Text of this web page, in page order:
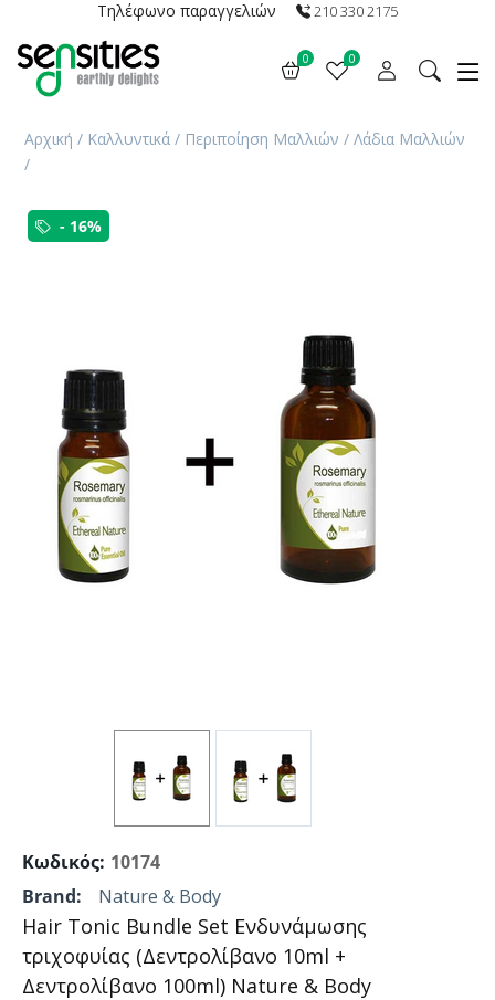
Τηλέφωνο παραγγελιών 210 330 2175
0 0
Αρχική / Καλλυντικά / Περιποίηση Μαλλιών / Λάδια Μαλλιών
/
- 16%
Hair Tonic Bundle Set Ενδυνάμωσης
τριχοφυίας (Δεντρολίβανο 10ml +
Δεντρολίβανο 100ml) Nature & Body
Brand: Nature & Body
Κωδικός: 10174